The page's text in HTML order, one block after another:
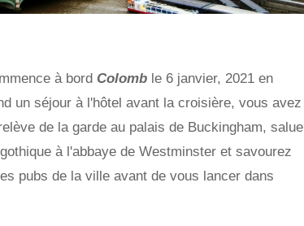
à bord Colomb le 6 janvier, 2021 en
un séjour à l'hôtel avant la croisière, vous avez
de la garde au palais de Buckingham, salue
à l'abbaye de Westminster et savourez
pubs de la ville avant de vous lancer dans